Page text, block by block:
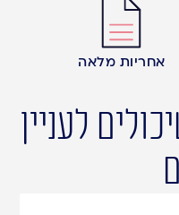
אחריות מלאה
לעניין